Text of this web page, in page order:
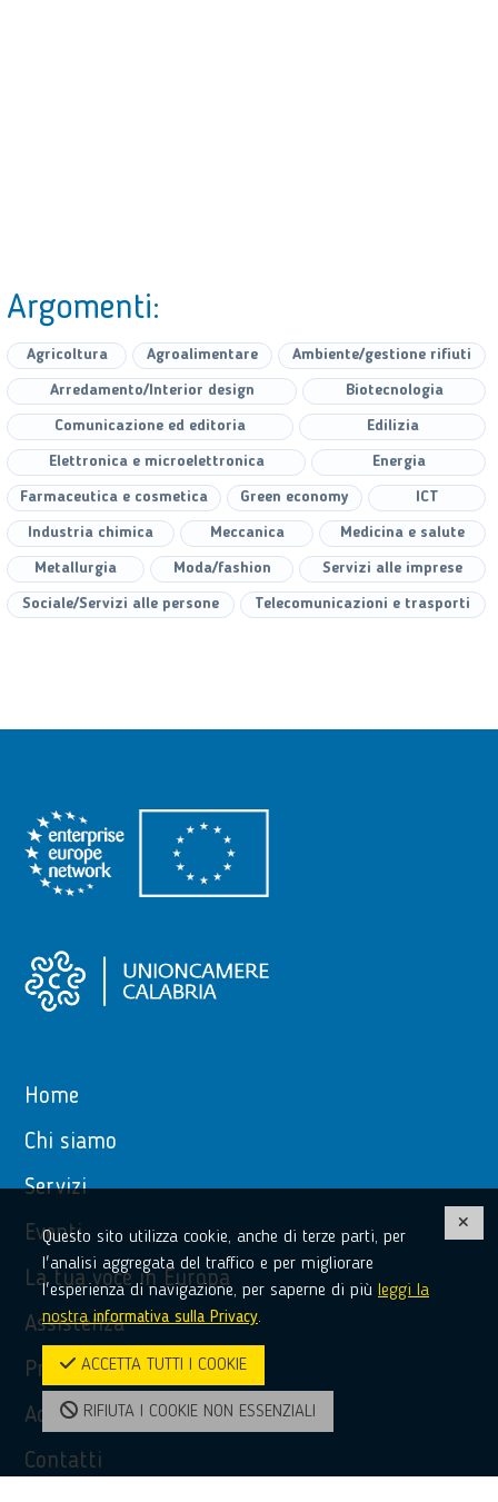
Argomenti:
Agricoltura Agroalimentare Ambiente/gestione rifiuti
Arredamento/Interior design Biotecnologia
Comunicazione ed editoria Edilizia
Elettronica e microelettronica Energia
Farmaceutica e cosmetica Green economy ICT
Industria chimica Meccanica Medicina e salute
Metallurgia Moda/fashion Servizi alle imprese
Sociale/Servizi alle persone Telecomunicazioni e trasporti
Home
Chi siamo
Servizi
Eventi
La tua voce in Europa
Assistenza
Privacy Policy
Accessibilità
Contatti
Questo sito utilizza cookie, anche di terze parti, per
l'analisi aggregata del traffico e per migliorare
l'esperienza di navigazione, per saperne di più leggi la
nostrainformativa sulla Privacy.
ACCETTA TUTTI I COOKIE
RIFIUTA I COOKIE NON ESSENZIALI